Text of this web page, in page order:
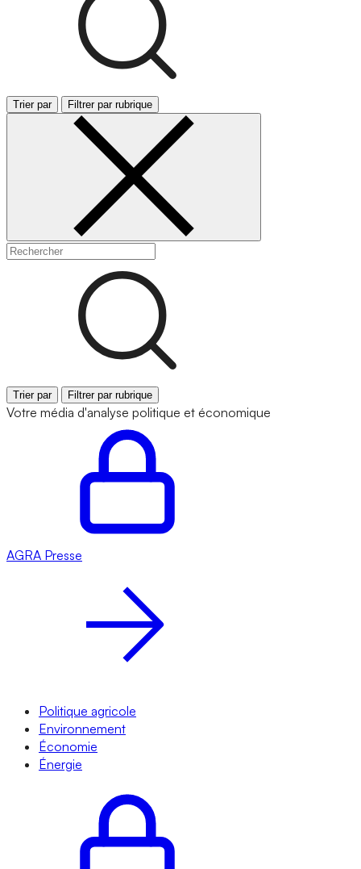
Trier par Filtrer par rubrique
Trier par Filtrer par rubrique
Votre média d'analyse politique et économique
AGRA Presse
Politique agricole
Environnement
Économie
Énergie